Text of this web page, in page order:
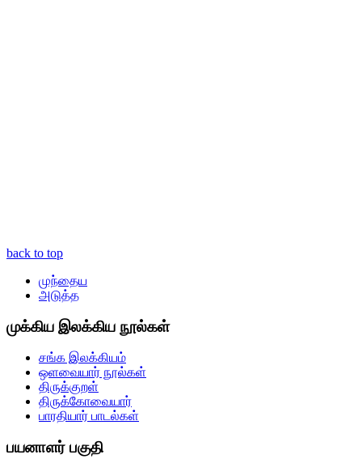
back to top
முந்தைய
அடுத்த
முக்கிய இலக்கிய நூல்கள்
சங்க இலக்கியம்
ஒளவையார் நூல்கள்
திருக்குறள்
திருக்கோவையார்
பாரதியார் பாடல்கள்
பயனாளர் பகுதி